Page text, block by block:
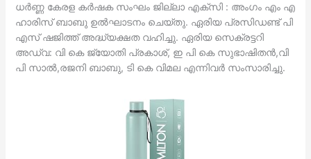
ധർണ്ണ കേരള കർഷക സംഘം ജില്ലാ എക്സി : അംഗം എം എ
ഹാരിസ് ബാബു ഉൽഘാടനം ചെയ്തു. ഏരിയ പ്രസിഡണ്ട് പി
എസ് ഷജിത്ത് അദ്ധ്യക്ഷത വഹിച്ചു. ഏരിയ സെക്രട്ടറി
അഡ്വ: വി കെ ജ്യോതി പ്രകാശ്, ഇ പി കെ സുഭാഷിതൻ,വി
പി സാൽ,രജനി ബാബു, ടി കെ വിമല എന്നിവർ സംസാരിച്ചു.